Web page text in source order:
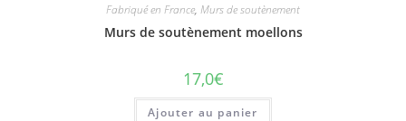
Fabriqué en France, Murs de soutènement
Murs de soutènement moellons
17,0€
Ajouter au panier